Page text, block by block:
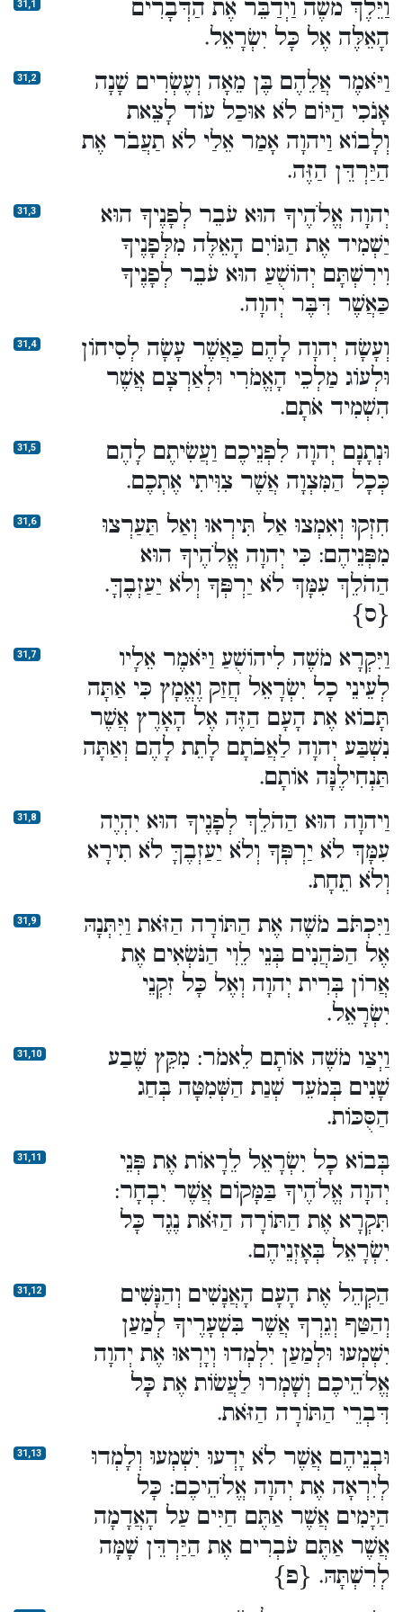
31,1
וַיֵּלֶךְ מֹשֶׁה וַיְדַבֵּר אֶת הַדְּבָרִים
הָאֵלֶּה אֶל כָּל יִשְׂרָאֵל.
31,2
וַיֹּאמֶר אֲלֵהֶם בֶּן מֵאָה וְעֶשְׂרִים שָׁנָה
אָנֹכִי הַיּוֹם לֹא אוּכַל עוֹד לָצֵאת
וְלָבוֹא וַיהוָה אָמַר אֵלַי לֹא תַעֲבֹר אֶת
הַיַּרְדֵּן הַזֶּה.
31,3
יְהוָה אֱלֹהֶיךָ הוּא עֹבֵר לְפָנֶיךָ הוּא
יַשְׁמִיד אֶת הַגּוֹיִם הָאֵלֶּה מִלְּפָנֶיךָ
וִירִשְׁתָּם יְהוֹשֻׁעַ הוּא עֹבֵר לְפָנֶיךָ
כַּאֲשֶׁר דִּבֶּר יְהוָה.
31,4
וְעָשָׂה יְהוָה לָהֶם כַּאֲשֶׁר עָשָׂה לְסִיחוֹן
וּלְעוֹג מַלְכֵי הָאֱמֹרִי וּלְאַרְצָם אֲשֶׁר
הִשְׁמִיד אֹתָם.
31,5
וּנְתָנָם יְהוָה לִפְנֵיכֶם וַעֲשִׂיתֶם לָהֶם
כְּכָל הַמִּצְוָה אֲשֶׁר צִוִּיתִי אֶתְכֶם.
31,6
חִזְקוּ וְאִמְצוּ אַל תִּירְאוּ וְאַל תַּעַרְצוּ
מִפְּנֵיהֶם: כִּי יְהוָה אֱלֹהֶיךָ הוּא
הַהֹלֵךְ עִמָּךְ לֹא יַרְפְּךָ וְלֹא יַעַזְבֶךָּ.
{ס}
31,7
וַיִּקְרָא מֹשֶׁה לִיהוֹשֻׁעַ וַיֹּאמֶר אֵלָיו
לְעֵינֵי כָל יִשְׂרָאֵל חֲזַק וֶאֱמָץ כִּי אַתָּה
תָּבוֹא אֶת הָעָם הַזֶּה אֶל הָאָרֶץ אֲשֶׁר
נִשְׁבַּע יְהוָה לַאֲבֹתָם לָתֵת לָהֶם וְאַתָּה
תַּנְחִילֶנָּה אוֹתָם.
31,8
וַיהוָה הוּא הַהֹלֵךְ לְפָנֶיךָ הוּא יִהְיֶה
עִמָּךְ לֹא יַרְפְּךָ וְלֹא יַעַזְבֶךָּ לֹא תִירָא
וְלֹא תֵחָת.
31,9
וַיִּכְתֹּב מֹשֶׁה אֶת הַתּוֹרָה הַזֹּאת וַיִּתְּנָהּ
אֶל הַכֹּהֲנִים בְּנֵי לֵוִי הַנֹּשְׂאִים אֶת
אֲרוֹן בְּרִית יְהוָה וְאֶל כָּל זִקְנֵי
יִשְׂרָאֵל.
31,10
וַיְצַו מֹשֶׁה אוֹתָם לֵאמֹר: מִקֵּץ שֶׁבַע
שָׁנִים בְּמֹעֵד שְׁנַת הַשְּׁמִטָּה בְּחַג
הַסֻּכּוֹת.
31,11
בְּבוֹא כָל יִשְׂרָאֵל לֵרָאוֹת אֶת פְּנֵי
יְהוָה אֱלֹהֶיךָ בַּמָּקוֹם אֲשֶׁר יִבְחָר:
תִּקְרָא אֶת הַתּוֹרָה הַזֹּאת נֶגֶד כָּל
יִשְׂרָאֵל בְּאָזְנֵיהֶם.
31,12
הַקְהֵל אֶת הָעָם הָאֲנָשִׁים וְהַנָּשִׁים
וְהַטַּף וְגֵרְךָ אֲשֶׁר בִּשְׁעָרֶיךָ לְמַעַן
יִשְׁמְעוּ וּלְמַעַן יִלְמְדוּ וְיָרְאוּ אֶת יְהוָה
אֱלֹהֵיכֶם וְשָׁמְרוּ לַעֲשׂוֹת אֶת כָּל
דִּבְרֵי הַתּוֹרָה הַזֹּאת.
31,13
וּבְנֵיהֶם אֲשֶׁר לֹא יָדְעוּ יִשְׁמְעוּ וְלָמְדוּ
לְיִרְאָה אֶת יְהוָה אֱלֹהֵיכֶם: כָּל
הַיָּמִים אֲשֶׁר אַתֶּם חַיִּים עַל הָאֲדָמָה
אֲשֶׁר אַתֶּם עֹבְרִים אֶת הַיַּרְדֵּן שָׁמָּה
לְרִשְׁתָּהּ. {פ}